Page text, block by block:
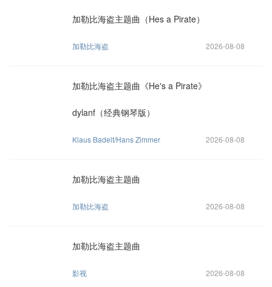
加勒比海盗主题曲（Hes a Pirate）
加勒比海盗 2026-08-08
加勒比海盗主题曲《He's a Pirate》
dylanf（经典钢琴版）
Klaus Badelt/Hans Zimmer 2026-08-08
加勒比海盗主题曲
加勒比海盗 2026-08-08
加勒比海盗主题曲
影视 2026-08-08